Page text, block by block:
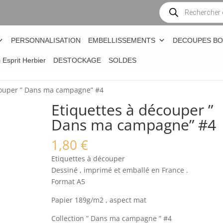
Recherche
de
produits
PERSONNALISATION EMBELLISSEMENTS DECOUPES
Esprit Herbier DESTOCKAGE SOLDES
” Dans ma campagne” #4
Etiquettes à découper ”
Dans ma campagne” #4
1,80 €
Etiquettes à découper
Dessiné , imprimé et emballé en France .
Format A5
Papier 189g/m2 , aspect mat
Collection ” Dans ma campagne ” #4